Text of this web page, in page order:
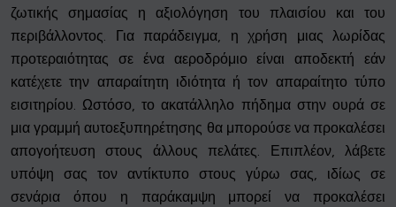
ζωτικής σημασίας η αξιολόγηση του πλαισίου και του
περιβάλλοντος. Για παράδειγμα, η χρήση μιας λωρίδας
προτεραιότητας σε ένα αεροδρόμιο είναι αποδεκτή εάν
κατέχετε την απαραίτητη ιδιότητα ή τον απαραίτητο τύπο
εισιτηρίου. Ωστόσο, το ακατάλληλο πήδημα στην ουρά σε
μια γραμμή αυτοεξυπηρέτησης θα μπορούσε να προκαλέσει
απογοήτευση στους άλλους πελάτες. Επιπλέον, λάβετε
υπόψη σας τον αντίκτυπο στους γύρω σας, ιδίως σε
σενάρια όπου η παράκαμψη μπορεί να προκαλέσει